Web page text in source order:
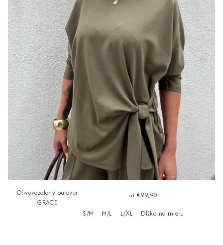
Olivovozelený pulover
GRACE
od €99,90
S/M
M/L L/XL Dĺžka na mieru